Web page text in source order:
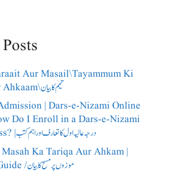
Aur Masail\Tayammum Ki
Fazilat Aur Ahkaam\تیمم کا بیان
| Dars-e-Nizami Online
Do I Enroll in a Dars-e-Nizami
Online Class? |درجہ عالیہ اول کا تعارف اور اہم کتب
Ka Tariqa Aur Ahkam |
Complete Guide /​موزوں پر مسح کا بیان